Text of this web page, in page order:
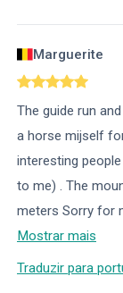
Marguerite
The guide run
a horse mijself
interesting
to me) . The
meters Sorry for
Mostrar mais
Traduzir para